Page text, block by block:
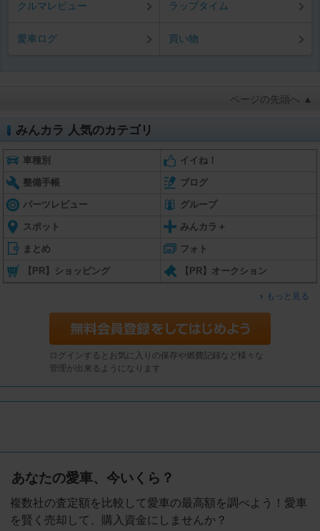
クルマレビュー ラップタイム
愛車ログ 買い物
ページの先頭へ ▲
みんカラ 人気のカテゴリ
車種別 イイね！
整備手帳 ブログ
パーツレビュー グループ
スポット みんカラ＋
まとめ フォト
【PR】ショッピング 【PR】オークション
もっと見る
ログインするとお気に入りの保存や燃費記録など様々な
管理が出来るようになります
あなたの愛車、今いくら？
複数社の査定額を比較して愛車の最高額を調べよう！愛車
を賢く売却して、購入資金にしませんか？